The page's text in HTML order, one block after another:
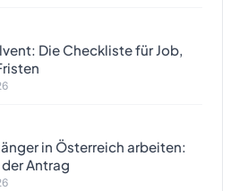
Die Checkliste für Job,
in Österreich arbeiten:
Antrag